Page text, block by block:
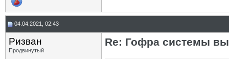
04.04.2021, 02:43
Ризван
Продвинутый
Re: Гофра системы